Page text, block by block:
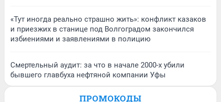
«Тут иногда реально страшно жить»: конфликт казаков
и приезжих в станице под Волгоградом закончился
избиениями и заявлениями в полицию
Смертельный аудит: за что в начале 2000-х убили
бывшего главбуха нефтяной компании Уфы
ПРОМОКОДЫ